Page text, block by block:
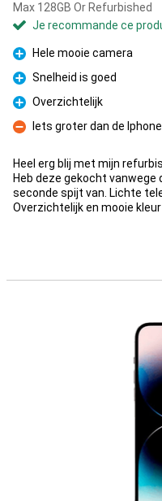
Max 128GB Or Refurbished
Je recommande ce
Pour
Hele mooie camera
Pour
Snelheid is goed
Pour
Overzichtelijk
Contre
Iets groter dan de
Heel erg blij met mijn
Heb deze gekocht vanwege
seconde spijt van. Lichte
Overzichtelijk en mooie kleur